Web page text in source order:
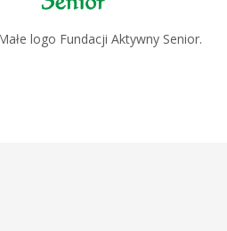
logo Fundacji Aktywny Senior.